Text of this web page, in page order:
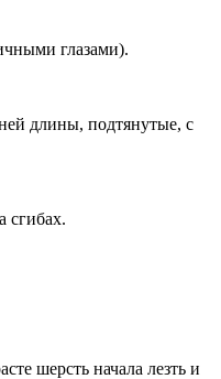
глазами).
длины, подтянутые, с
сгибах.
шерсть начала лезть и